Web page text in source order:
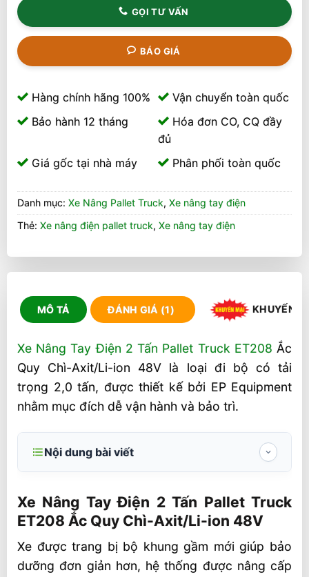
GỌI TƯ VẤN
BÁO GIÁ
Hàng chính hãng 100%
Vận chuyển toàn quốc
Bảo hành 12 tháng
Hóa đơn CO, CQ đầy
đủ
Giá gốc tại nhà máy
Phân phối toàn quốc
Danh mục: Xe Nâng Pallet Truck, Xe nâng tay điện
Thẻ: Xe nâng điện pallet truck, Xe nâng tay điện
MÔ TẢ ĐÁNH GIÁ (1) KHUYẾN
Xe Nâng Tay Điện 2 Tấn Pallet Truck ET208 Ắc
Quy Chì-Axit/Li-ion 48V là loại đi bộ có tải
trọng 2,0 tấn, được thiết kế bởi EP Equipment
nhằm mục đích dễ vận hành và bảo trì.
Nội dung bài viết
Ắc Quy Chì-Axit/Li-ion 48V
Tải trọng định mức 2.0 tấn
Các thành phần mô-đun được cập nhật để
dễ bảo trì hơn
Xe Nâng Tay Điện 2 Tấn Pallet Truck
ET208 Ắc Quy Chì-Axit/Li-ion 48V
Xe được trang bị bộ khung gầm mới giúp bảo
dưỡng đơn giản hơn, hệ thống được nâng cấp